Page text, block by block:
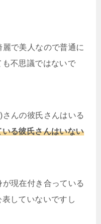
で美人なので普通に
不思議ではないで
んの彼氏さんはいる
る彼氏さんはいない
現在付き合っている
していないですし